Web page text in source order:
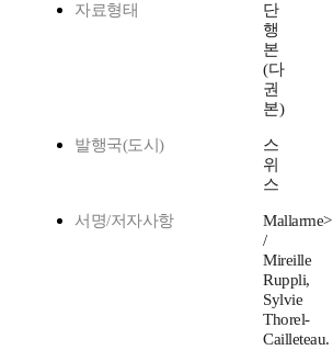
자료형태
단
행
본
(다
권
본)
발행국(도시)
스
위
스
서명/저자사항
Mallarme>
/
Mireille
Ruppli,
Sylvie
Thorel-
Cailleteau.